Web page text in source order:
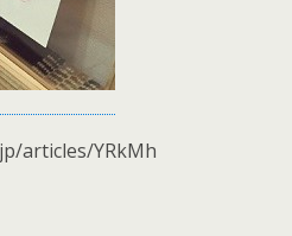
articles/YRkMh